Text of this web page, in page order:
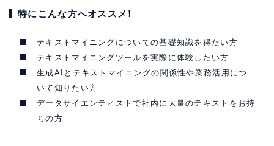
特にこんな方へオススメ！
テキストマイニングについての基礎知識を得たい方
テキストマイニングツールを実際に体験したい方
生成AIとテキストマイニングの関係性や業務活用につ
いて知りたい方
データサイエンティストで社内に大量のテキストをお持
ちの方